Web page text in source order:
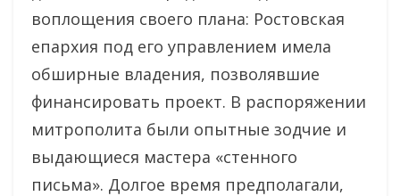
воплощения своего плана: Ростовская
епархия под его управлением имела
обширные владения, позволявшие
финансировать проект. В распоряжении
митрополита были опытные зодчие и
выдающиеся мастера «стенного
письма». Долгое время предполагали,